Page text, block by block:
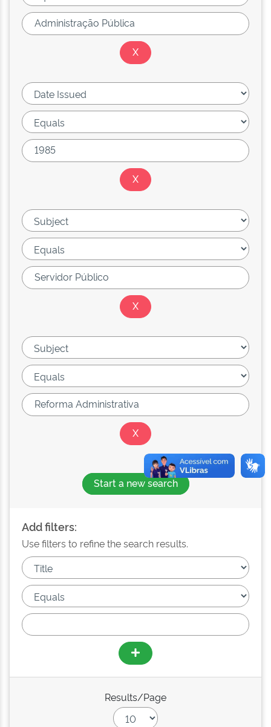
Start a new search
Add filters:
Use filters to refine the search results.
Results/Page